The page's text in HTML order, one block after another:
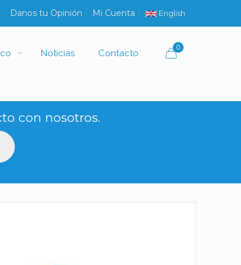
Danos tu Opinión Mi Cuenta English
Noticias Contacto
0
con nosotros.